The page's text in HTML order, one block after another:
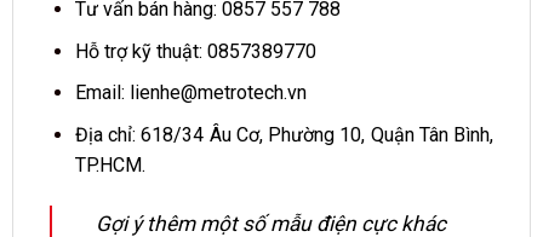
Tư vấn bán hàng: 0857 557 788
Hỗ trợ kỹ thuật: 0857389770
Email: lienhe@metrotech.vn
Địa chỉ: 618/34 Âu Cơ, Phường 10, Quận Tân Bình,
TP.HCM.
Gợi ý thêm một số mẫu điện cực khác